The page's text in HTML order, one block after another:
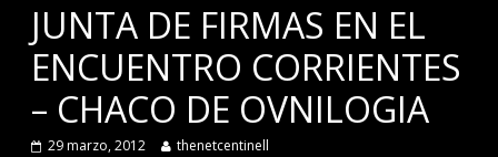
JUNTA DE FIRMAS EN EL
ENCUENTRO CORRIENTES
– CHACO DE OVNILOGIA
29 marzo, 2012 thenetcentinell